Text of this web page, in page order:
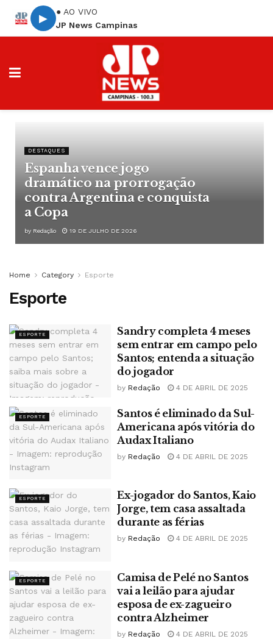
▶
● AO VIVO
JP News Campinas
DESTAQUES
Espanha vence jogo
dramático na prorrogação
contra Argentina e conquista
a Copa
by Redação 19 DE JULHO DE 2026
Home Category Esporte
Esporte
ESPORTE
Sandry completa 4 meses
sem entrar em campo pelo
Santos; entenda a situação
do jogador
by Redação 4 DE ABRIL DE 2025
ESPORTE
Santos é eliminado da Sul-
Americana após vitória do
Audax Italiano
by Redação 4 DE ABRIL DE 2025
ESPORTE
Ex-jogador do Santos, Kaio
Jorge, tem casa assaltada
durante as férias
by Redação 4 DE ABRIL DE 2025
ESPORTE
Camisa de Pelé no Santos
vai a leilão para ajudar
esposa de ex-zagueiro
contra Alzheimer
by Redação 4 DE ABRIL DE 2025